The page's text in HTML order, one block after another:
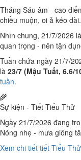
Tháng Sáu âm - cao
chiều muộn, oi ả kéo dài.
Nhìn chung, 21/7/2026
quan trọng - nên tận
Tuần chứa ngày 21/7/
là 23/7 (Mậu Tuất, 6.6/
tuần.
🌾
Sự kiện - Tiết Tiểu Thử
Ngày 21/7/2026 đang
Nóng nhẹ - mưa giông
Xem chi tiết tiết Tiểu